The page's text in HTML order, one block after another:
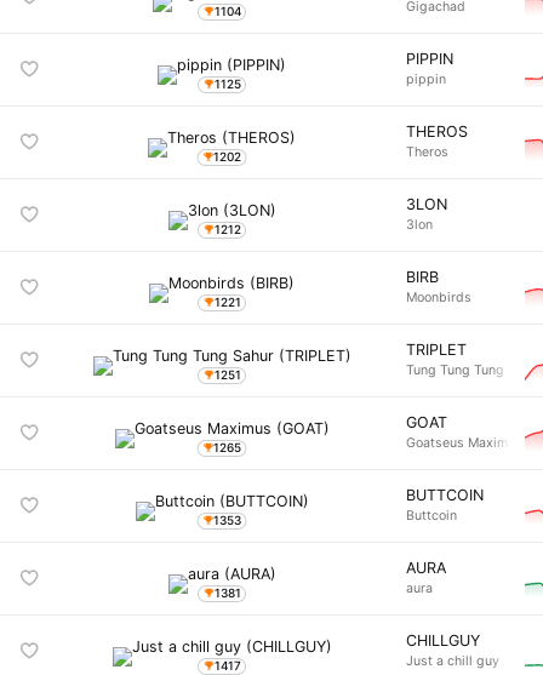
1104 Gigachad
1125
PIPPIN
pippin
1202
THEROS
Theros
1212
3LON
3lon
1221
BIRB
Moonbirds
1251
TRIPLET
Tung Tung Tung Sahur
1265
GOAT
Goatseus Maximus
1353
BUTTCOIN
Buttcoin
1381
AURA
aura
1417
CHILLGUY
Just a chill guy